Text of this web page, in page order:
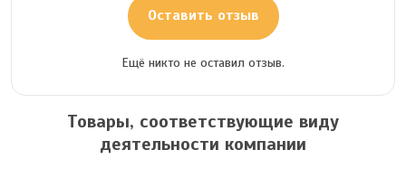
Оставить отзыв
Ещё никто не оставил отзыв.
Товары, соответствующие виду
деятельности компании